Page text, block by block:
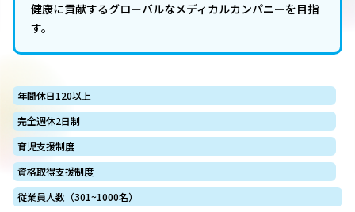
健康に貢献するグローバルなメディカルカンパニーを目指
す。
年間休日120以上
完全週休2日制
育児支援制度
資格取得支援制度
従業員人数（301~1000名）